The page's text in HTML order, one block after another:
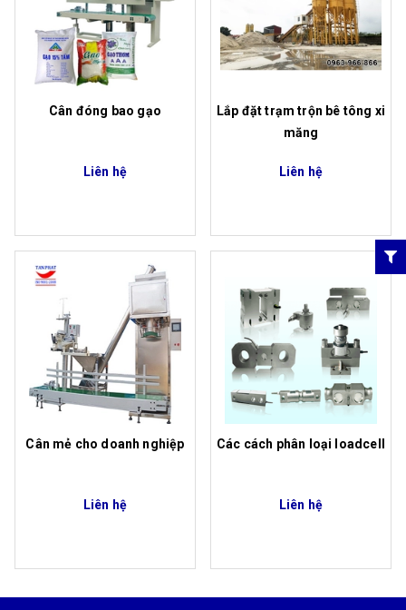
Cân đóng bao gạo
Liên hệ
Lắp đặt trạm trộn bê tông xi
măng
Liên hệ
Cân mẻ cho doanh nghiệp
Liên hệ
Các cách phân loại loadcell
Liên hệ